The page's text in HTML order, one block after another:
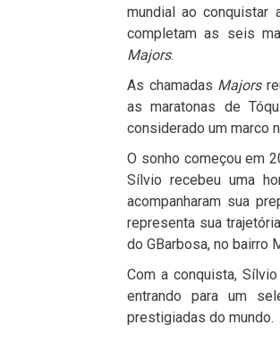
mundial ao conquistar
completam as seis
Majors.
As chamadas Majors
as maratonas de
considerado um marco
O sonho começou em
Sílvio recebeu uma
acompanharam sua
representa sua
do GBarbosa, no bairro
Com a conquista,
entrando para um
prestigiadas do mundo.